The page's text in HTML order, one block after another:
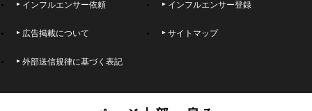
インフルエンサー依頼 インフルエンサー登録
広告掲載について サイトマップ
外部送信規律に基づく表記